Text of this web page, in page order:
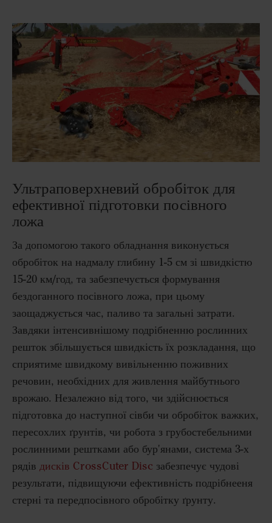
Ультраповерхневий обробіток для
ефективної підготовки посівного
ложа
За допомогою такого обладнання виконується
обробіток на надмалу глибину 1-5 см зі швидкістю
15-20 км/год, та забезпечується формування
бездоганного посівного ложа, при цьому
заощаджується час, паливо та загальні затрати.
Завдяки інтенсивнішому подрібненню рослинних
решток збільшується швидкість їх розкладання, що
сприятиме швидкому вивільненню поживних
речовин, необхідних для живлення майбутнього
врожаю. Незалежно від того, чи здійснюється
підготовка до наступної сівби чи обробіток важких,
пересохлих ґрунтів, чи робота з грубостебельними
рослинними рештками або бур'янами, система 3-х
рядів дисків CrossCuter Disc забезпечує чудові
результати, підвищуючи ефективність подрібнееня
стерні та передпосівного обробітку ґрунту.